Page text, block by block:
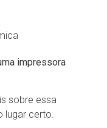
impressora
sobre essa
lugar certo.